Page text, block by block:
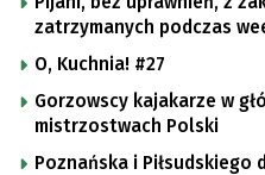
zatrzymanych podczas
O, Kuchnia! #27
Gorzowscy kajakarze w
mistrzostwach Polski
Poznańska i